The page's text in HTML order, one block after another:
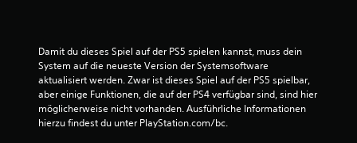
Damit du dieses Spiel auf der PS5 spielen kannst, muss dein
System auf die neueste Version der Systemsoftware
aktualisiert werden. Zwar ist dieses Spiel auf der PS5 spielbar,
aber einige Funktionen, die auf der PS4 verfügbar sind, sind hier
möglicherweise nicht vorhanden. Ausführliche Informationen
hierzu findest du unter PlayStation.com/bc.